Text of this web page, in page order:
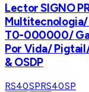
Lector SIGNO
T0-000000/
Por Vida/
& OSDP
RS40SPRS40SP